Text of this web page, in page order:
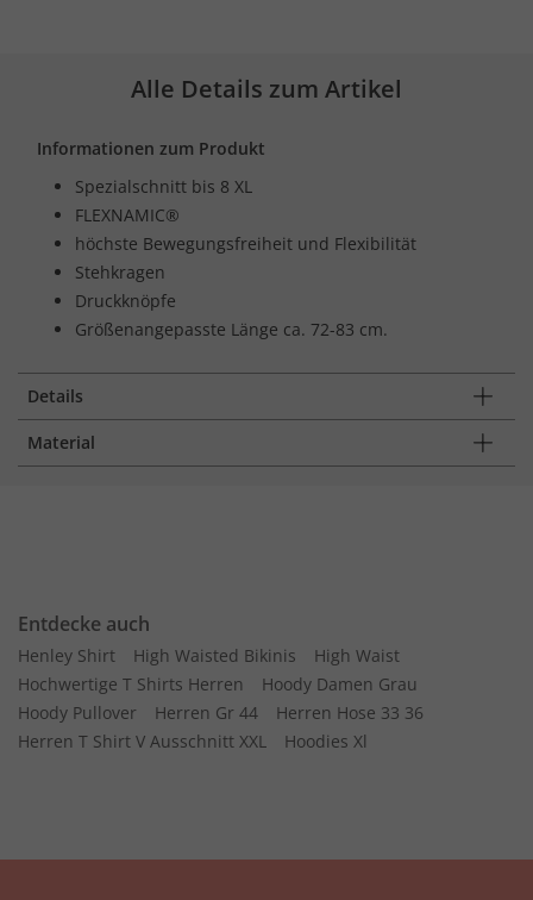
Alle Details zum Artikel
Informationen zum Produkt
Spezialschnitt bis 8 XL
FLEXNAMIC®
höchste Bewegungsfreiheit und Flexibilität
Stehkragen
Druckknöpfe
Größenangepasste Länge ca. 72-83 cm.
Details
Material
Entdecke auch
Henley Shirt High Waisted Bikinis
High Waist
Hochwertige T Shirts Herren
Hoody Damen Grau
Hoody Pullover
Herren Gr 44
Herren Hose 33 36
Herren T Shirt V Ausschnitt XXL
Hoodies Xl